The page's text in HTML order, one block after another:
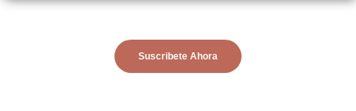
Suscribete Ahora